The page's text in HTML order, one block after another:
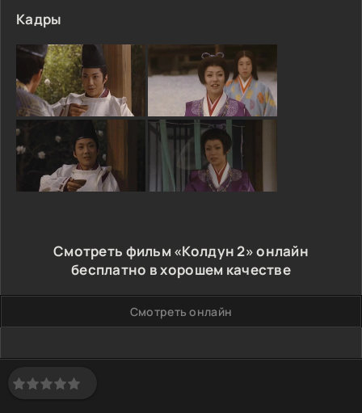
Кадры
Смотреть фильм «Колдун 2» онлайн
бесплатно в хорошем качестве
Смотреть онлайн